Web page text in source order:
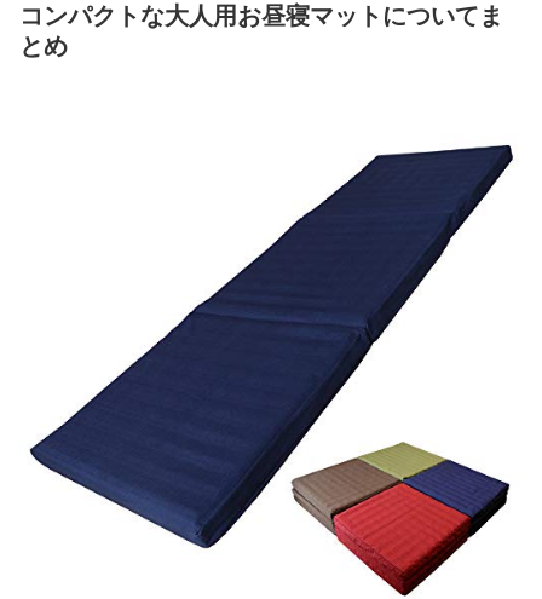
コンパクトな大人用お昼寝マットについてま
とめ